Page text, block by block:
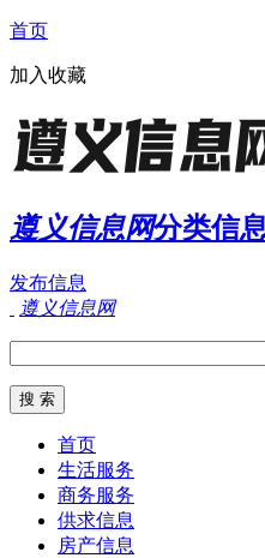
首页
加入收藏
遵义信息网分类信
发布信息
遵义信息网
首页
生活服务
商务服务
供求信息
房产信息